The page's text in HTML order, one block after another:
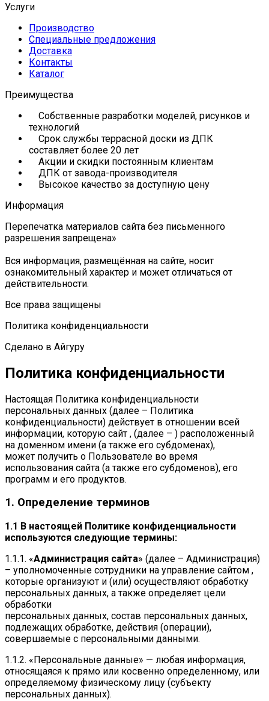
Услуги
Производство
Специальные предложения
Доставка
Контакты
Каталог
Преимущества
Собственные разработки моделей, рисунков и
технологий
Срок службы террасной доски из ДПК
составляет более 20 лет
Акции и скидки постоянным клиентам
ДПК от завода-производителя
Высокое качество за доступную цену
Информация
Перепечатка материалов сайта без письменного
разрешения запрещена»
Вся информация, размещённая на сайте, носит
ознакомительный характер и может отличаться от
действительности.
Все права защищены
Политика конфиденциальности
Сделано в Айгуру
Политика конфиденциальности
Настоящая Политика конфиденциальности
персональных данных (далее – Политика
конфиденциальности) действует в отношении всей
информации, которую сайт , (далее – ) расположенный
на доменном имени (а также его субдоменах),
может получить о Пользователе во время
использования сайта (а также его субдоменов), его
программ и его продуктов.
1. Определение терминов
1.1 В настоящей Политике конфиденциальности
используются следующие термины:
1.1.1. «Администрация сайта» (далее – Администрация)
– уполномоченные сотрудники на управление сайтом ,
которые организуют и (или) осуществляют обработку
персональных данных, а также определяет цели
обработки
персональных данных, состав персональных данных,
подлежащих обработке, действия (операции),
совершаемые с персональными данными.
1.1.2. «Персональные данные» — любая информация,
относящаяся к прямо или косвенно определенному, или
определяемому физическому лицу (субъекту
персональных данных).